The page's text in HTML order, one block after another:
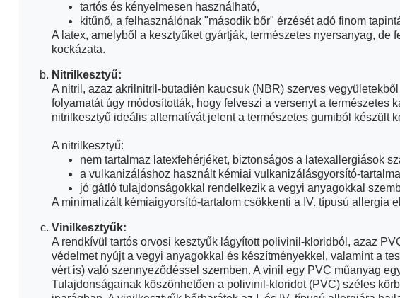
A kezelés közben ne használja a kesztyűt, amikor
A kezének
tartós és kényelmesen használható,
kitűnő, a felhasználónak "második bőr" érzését adó finom
A latex, amelyből a kesztyűket gyártják, természetes nyersanyag, de
kockázata.
Nitrilkesztyű:
A nitril, azaz akrilnitril-butadién kaucsuk (NBR) szerves
folyamatát úgy módosították, hogy felveszi a versenyt a természetes
nitrilkesztyű ideális alternatívát jelent a természetes gumiból készült
A nitrilkesztyű:
nem tartalmaz latexfehérjéket, biztonságos a latexallergiások
a vulkanizáláshoz használt kémiai vulkanizálásgyorsító-
jó gátló tulajdonságokkal rendelkezik a vegyi anyagokkal
A minimalizált kémiaigyorsító-tartalom csökkenti a IV. típusú allergia
Vinilkesztyűk:
A rendkívül tartós orvosi kesztyűk lágyított polivinil-kloridból, azaz
védelmet nyújt a vegyi anyagokkal és készítményekkel, valamint a
vért is) való szennyeződéssel szemben. A vinil egy PVC műanyag
Tulajdonságainak köszönhetően a polivinil-kloridot (PVC) széles